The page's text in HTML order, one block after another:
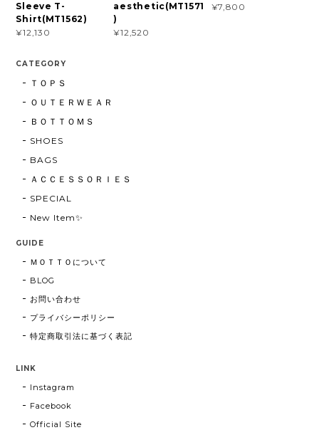
Sleeve T-
Shirt(MT1562)
¥12,130
aesthetic(MT1571
)
¥12,520
¥7,800
CATEGORY
ＴＯＰＳ
ＯＵＴＥＲＷＥＡＲ
ＢＯＴＴＯＭＳ
SHOES
BAGS
ＡＣＣＥＳＳＯＲＩＥＳ
SPECIAL
New Item✨
GUIDE
ＭＯＴＴＯについて
BLOG
お問い合わせ
プライバシーポリシー
特定商取引法に基づく表記
LINK
Instagram
Facebook
Official Site